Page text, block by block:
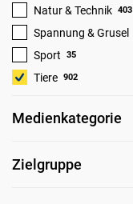
Natur & Technik 403
Spannung & Grusel
Sport 35
Tiere 902
Medienkategorie
Zielgruppe